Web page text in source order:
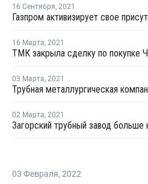
16 Сентября, 2021
Газпром активизирует свое
16 Марта, 2021
ТМК закрыла сделку по покупке
03 Марта, 2021
02 Марта, 2021
03 Февраля, 2022